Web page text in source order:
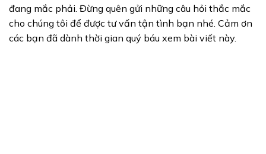
đang mắc phải. Đừng quên gửi những câu hỏi thắc mắc
cho chúng tôi để được tư vấn tận tình bạn nhé. Cảm ơn
các bạn đã dành thời gian quý báu xem bài viết này.